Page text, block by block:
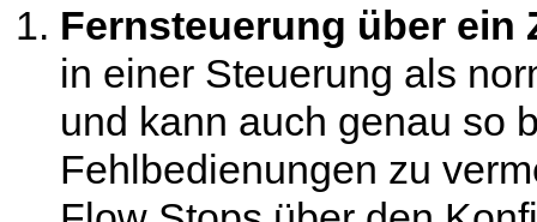
Fernsteuerung über ein
in einer Steuerung als
und kann auch genau so
Fehlbedienungen zu